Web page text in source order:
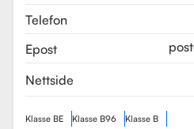
Telefon
Epost
Nettside
Klasse BE Klasse B96 Klasse B